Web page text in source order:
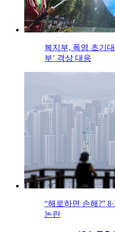
복지부, 폭염 초기
부’ 격상 대응
“해로하면 손해?”
논란